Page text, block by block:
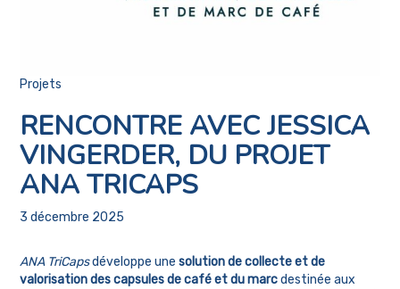
Projets
RENCONTRE AVEC JESSICA
VINGERDER, DU PROJET
ANA TRICAPS
3 décembre 2025
ANA TriCapsdéveloppe unesolution de collecte et de
valorisation des capsules de café et du marcdestinée aux